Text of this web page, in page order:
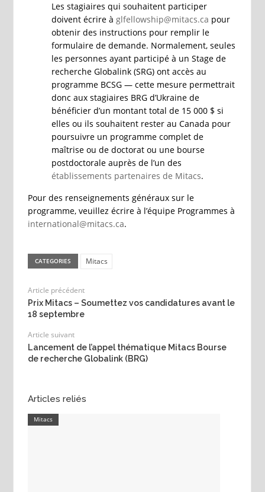
Les stagiaires qui souhaitent participer
doivent écrire à glfellowship@mitacs.ca pour
obtenir des instructions pour remplir le
formulaire de demande. Normalement, seules
les personnes ayant participé à un Stage de
recherche Globalink (SRG) ont accès au
programme BCSG — cette mesure permettrait
donc aux stagiaires BRG d’Ukraine de
bénéficier d’un montant total de 15 000 $ si
elles ou ils souhaitent rester au Canada pour
poursuivre un programme complet de
maîtrise ou de doctorat ou une bourse
postdoctorale auprès de l’un des
établissements partenaires de Mitacs.
Pour des renseignements généraux sur le
programme, veuillez écrire à l’équipe Programmes à
international@mitacs.ca.
CATEGORIES Mitacs
Article précédent
Prix Mitacs – Soumettez vos candidatures avant le
18 septembre
Article suivant
Lancement de l’appel thématique Mitacs Bourse
de recherche Globalink (BRG)
Articles reliés
Mitacs